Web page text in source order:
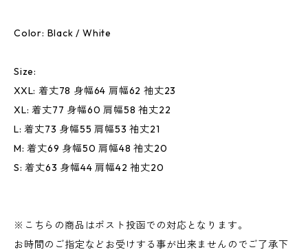
Color: Black / White
Size:
XXL: 着丈78 身幅64 肩幅62 袖丈23
XL: 着丈77 身幅60 肩幅58 袖丈22
L: 着丈73 身幅55 肩幅53 袖丈21
M: 着丈69 身幅50 肩幅48 袖丈20
S: 着丈63 身幅44 肩幅42 袖丈20
※こちらの商品はポスト投函での対応となります。
お時間のご指定などお受けする事が出来ませんのでご了承下